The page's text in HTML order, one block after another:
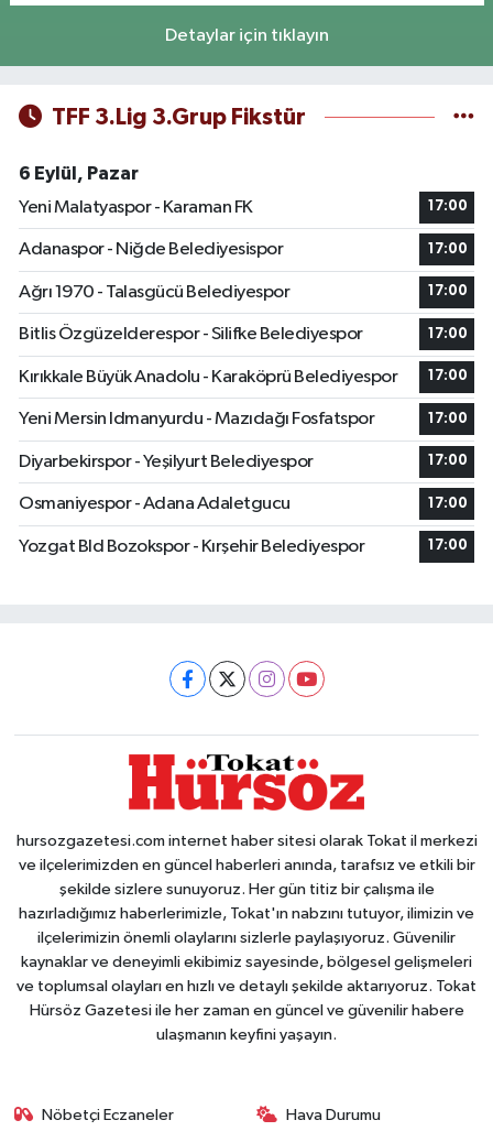
Detaylar için tıklayın
TFF 3.Lig 3.Grup Fikstür
6 Eylül, Pazar
Yeni Malatyaspor - Karaman FK
17:00
Adanaspor - Niğde Belediyesispor 17:00
Ağrı 1970 - Talasgücü Belediyespor 17:00
Bitlis Özgüzelderespor - Silifke Belediyespor 17:00
Kırıkkale Büyük Anadolu - Karaköprü Belediyespor 17:00
Yeni Mersin Idmanyurdu - Mazıdağı Fosfatspor 17:00
Diyarbekirspor - Yeşilyurt Belediyespor 17:00
Osmaniyespor - Adana Adaletgucu 17:00
Yozgat Bld Bozokspor - Kırşehir Belediyespor 17:00
hursozgazetesi.com internet haber sitesi olarak Tokat il merkezi
ve ilçelerimizden en güncel haberleri anında, tarafsız ve etkili bir
şekilde sizlere sunuyoruz. Her gün titiz bir çalışma ile
hazırladığımız haberlerimizle, Tokat'ın nabzını tutuyor, ilimizin ve
ilçelerimizin önemli olaylarını sizlerle paylaşıyoruz. Güvenilir
kaynaklar ve deneyimli ekibimiz sayesinde, bölgesel gelişmeleri
ve toplumsal olayları en hızlı ve detaylı şekilde aktarıyoruz. Tokat
Hürsöz Gazetesi ile her zaman en güncel ve güvenilir habere
ulaşmanın keyfini yaşayın.
Nöbetçi Eczaneler Hava Durumu